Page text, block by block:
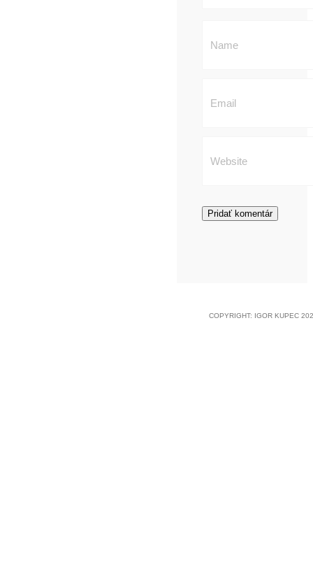
COPYRIGHT: IGOR KUPEC